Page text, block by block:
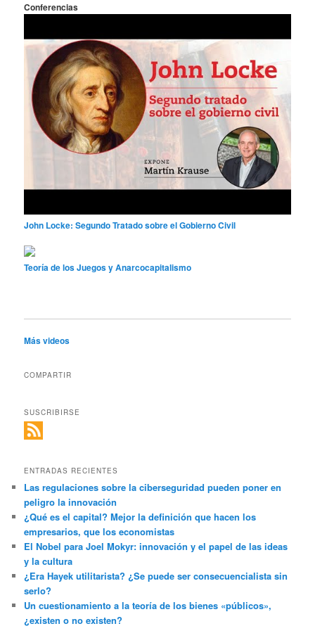
Conferencias
John Locke: Segundo Tratado sobre el Gobierno Civil
Teoría de los Juegos y Anarcocapitalismo
Más videos
COMPARTIR
SUSCRIBIRSE
ENTRADAS RECIENTES
Las regulaciones sobre la ciberseguridad pueden poner en
peligro la innovación
¿Qué es el capital? Mejor la definición que hacen los
empresarios, que los economistas
El Nobel para Joel Mokyr: innovación y el papel de las ideas
y la cultura
¿Era Hayek utilitarista? ¿Se puede ser consecuencialista sin
serlo?
Un cuestionamiento a la teoría de los bienes «públicos»,
¿existen o no existen?